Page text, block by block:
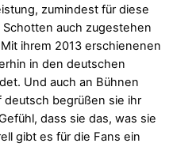
zumindest für diese
auch zugestehen
ihrem 2013 erschienenen
in den deutschen
Und auch an Bühnen
deutsch begrüßen sie ihr
dass sie das, was sie
gibt es für die Fans ein